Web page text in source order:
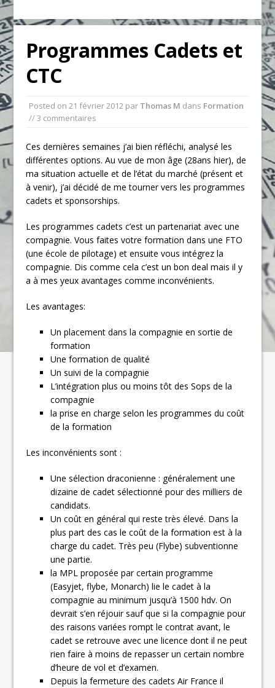
Programmes Cadets et
CTC
Posted on21 février 2012 par Thomas M dans Formation
// 3 commentaires
Ces dernières semaines j’ai bien réfléchi, analysé les
différentes options. Au vue de mon âge (28ans hier), de
ma situation actuelle et de l’état du marché (présent et
à venir), j’ai décidé de me tourner vers les programmes
cadets et sponsorships.
Les programmes cadets c’est un partenariat avec une
compagnie. Vous faites votre formation dans une FTO
(une école de pilotage) et ensuite vous intégrez la
compagnie. Dis comme cela c’est un bon deal mais il y
a à mes yeux avantages comme inconvénients.
Les avantages:
Un placement dans la compagnie en sortie de
formation
Une formation de qualité
Un suivi de la compagnie
L’intégration plus ou moins tôt des Sops de la
compagnie
la prise en charge selon les programmes du coût
de la formation
Les inconvénients sont :
Une sélection draconienne : généralement une
dizaine de cadet sélectionné pour des milliers de
candidats.
Un coût en général qui reste très élevé. Dans la
plus part des cas le coût de la formation est à la
charge du cadet. Très peu (Flybe) subventionne
une partie.
la MPL proposée par certain programme
(Easyjet, flybe, Monarch) lie le cadet à la
compagnie au minimum jusqu’à 1500 hdv. On
devrait s’en réjouir sauf que si la compagnie pour
des raisons variées rompt le contrat avant, le
cadet se retrouve avec une licence dont il ne peut
rien faire à moins de repasser un certain nombre
d’heure de vol et d’examen.
Depuis la fermeture des cadets Air France il